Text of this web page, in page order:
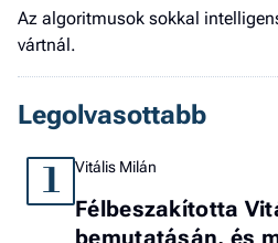
Az algoritmusok sokkal
vártnál.
Legolvasottabb
1 Vitális Milán
Félbeszakította
bemutatásán, és